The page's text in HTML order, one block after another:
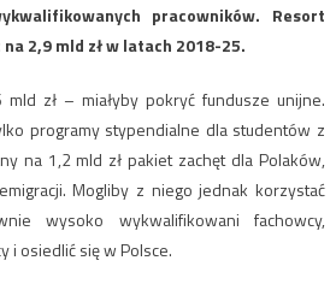
pracowników. Resort
2,9 mld zł w latach 2018-25.
zł – miałyby pokryć fundusze unijne.
programy stypendialne dla studentów z
na 1,2 mld zł pakiet zachęt dla Polaków,
Mogliby z niego jednak korzystać
wysoko wykwalifikowani fachowcy,
i osiedlić się w Polsce.